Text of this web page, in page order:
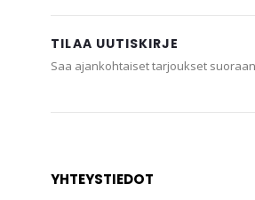
TILAA UUTISKIRJE
Saa ajankohtaiset tarjoukset
YHTEYSTIEDOT